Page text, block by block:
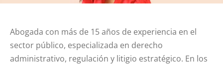
Abogada con más de 15 años de experiencia en el
sector público, especializada en derecho
administrativo, regulación y litigio estratégico. En los